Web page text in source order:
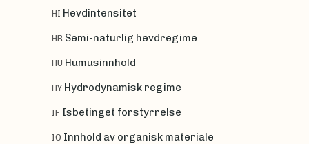
HI Hevdintensitet
HR Semi-naturlig hevdregime
HU Humusinnhold
HY Hydrodynamisk regime
IF Isbetinget forstyrrelse
IO Innhold av organisk materiale